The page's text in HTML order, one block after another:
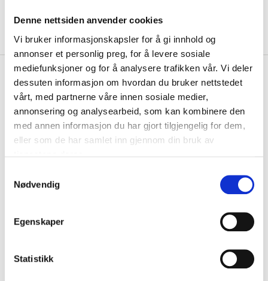
Denne nettsiden anvender cookies
Vi bruker informasjonskapsler for å gi innhold og
annonser et personlig preg, for å levere sosiale
mediefunksjoner og for å analysere trafikken vår. Vi deler
dessuten informasjon om hvordan du bruker nettstedet
vårt, med partnerne våre innen sosiale medier,
annonsering og analysearbeid, som kan kombinere den
med annen informasjon du har gjort tilgjengelig for dem,
eller som de har samlet inn gjennom din bruk av
Nødvendig
Egenskaper
Statistikk
Description
Made of aluminium. With ladder foot, angle support,
platform and 2 wheels. Type-inspected as a ladder.
Technical specifications
Length 2000 mm (single ladder)